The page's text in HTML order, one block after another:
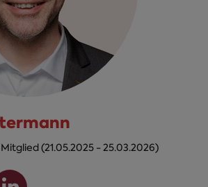
(21.05.2025 - 25.03.2026)